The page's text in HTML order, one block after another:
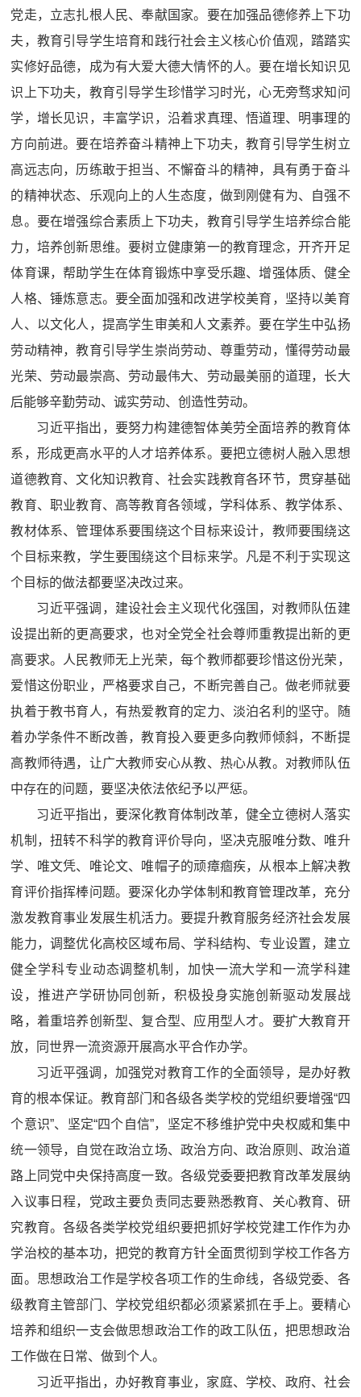
党走，立志扎根人民、奉献国家。要在加强品德修养上下功
夫，教育引导学生培育和践行社会主义核心价值观，踏踏实
实修好品德，成为有大爱大德大情怀的人。要在增长知识见
识上下功夫，教育引导学生珍惜学习时光，心无旁骛求知问
学，增长见识，丰富学识，沿着求真理、悟道理、明事理的
方向前进。要在培养奋斗精神上下功夫，教育引导学生树立
高远志向，历练敢于担当、不懈奋斗的精神，具有勇于奋斗
的精神状态、乐观向上的人生态度，做到刚健有为、自强不
息。要在增强综合素质上下功夫，教育引导学生培养综合能
力，培养创新思维。要树立健康第一的教育理念，开齐开足
体育课，帮助学生在体育锻炼中享受乐趣、增强体质、健全
人格、锤炼意志。要全面加强和改进学校美育，坚持以美育
人、以文化人，提高学生审美和人文素养。要在学生中弘扬
劳动精神，教育引导学生崇尚劳动、尊重劳动，懂得劳动最
光荣、劳动最崇高、劳动最伟大、劳动最美丽的道理，长大
后能够辛勤劳动、诚实劳动、创造性劳动。
习近平指出，要努力构建德智体美劳全面培养的教育体
系，形成更高水平的人才培养体系。要把立德树人融入思想
道德教育、文化知识教育、社会实践教育各环节，贯穿基础
教育、职业教育、高等教育各领域，学科体系、教学体系、
教材体系、管理体系要围绕这个目标来设计，教师要围绕这
个目标来教，学生要围绕这个目标来学。凡是不利于实现这
个目标的做法都要坚决改过来。
习近平强调，建设社会主义现代化强国，对教师队伍建
设提出新的更高要求，也对全党全社会尊师重教提出新的更
高要求。人民教师无上光荣，每个教师都要珍惜这份光荣，
爱惜这份职业，严格要求自己，不断完善自己。做老师就要
执着于教书育人，有热爱教育的定力、淡泊名利的坚守。随
着办学条件不断改善，教育投入要更多向教师倾斜，不断提
高教师待遇，让广大教师安心从教、热心从教。对教师队伍
中存在的问题，要坚决依法依纪予以严惩。
习近平指出，要深化教育体制改革，健全立德树人落实
机制，扭转不科学的教育评价导向，坚决克服唯分数、唯升
学、唯文凭、唯论文、唯帽子的顽瘴痼疾，从根本上解决教
育评价指挥棒问题。要深化办学体制和教育管理改革，充分
激发教育事业发展生机活力。要提升教育服务经济社会发展
能力，调整优化高校区域布局、学科结构、专业设置，建立
健全学科专业动态调整机制，加快一流大学和一流学科建
设，推进产学研协同创新，积极投身实施创新驱动发展战
略，着重培养创新型、复合型、应用型人才。要扩大教育开
放，同世界一流资源开展高水平合作办学。
习近平强调，加强党对教育工作的全面领导，是办好教
育的根本保证。教育部门和各级各类学校的党组织要增强“四
个意识”、坚定“四个自信”，坚定不移维护党中央权威和集中
统一领导，自觉在政治立场、政治方向、政治原则、政治道
路上同党中央保持高度一致。各级党委要把教育改革发展纳
入议事日程，党政主要负责同志要熟悉教育、关心教育、研
究教育。各级各类学校党组织要把抓好学校党建工作作为办
学治校的基本功，把党的教育方针全面贯彻到学校工作各方
面。思想政治工作是学校各项工作的生命线，各级党委、各
级教育主管部门、学校党组织都必须紧紧抓在手上。要精心
培养和组织一支会做思想政治工作的政工队伍，把思想政治
工作做在日常、做到个人。
习近平指出，办好教育事业，家庭、学校、政府、社会